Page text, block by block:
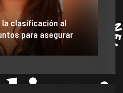
información y dañó
a gigante de México